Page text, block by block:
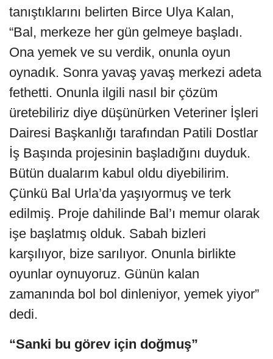
tanıştıklarını belirten Birce Ulya Kalan,
“Bal, merkeze her gün gelmeye başladı.
Ona yemek ve su verdik, onunla oyun
oynadık. Sonra yavaş yavaş merkezi adeta
fethetti. Onunla ilgili nasıl bir çözüm
üretebiliriz diye düşünürken Veteriner İşleri
Dairesi Başkanlığı tarafından Patili Dostlar
İş Başında projesinin başladığını duyduk.
Bütün dualarım kabul oldu diyebilirim.
Çünkü Bal Urla’da yaşıyormuş ve terk
edilmiş. Proje dahilinde Bal’ı memur olarak
işe başlatmış olduk. Sabah bizleri
karşılıyor, bize sarılıyor. Onunla birlikte
oyunlar oynuyoruz. Günün kalan
zamanında bol bol dinleniyor, yemek yiyor”
dedi.
“Sanki bu görev için doğmuş”